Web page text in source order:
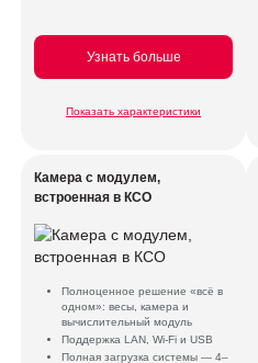
Узнать больше
Показать характеристики
Камера с модулем,
встроенная в КСО
Полноценное решение «всё в
одном»: весы, камера и
вычислительный модуль
Поддержка LAN, Wi-Fi и USB
Полная загрузка системы — 4–